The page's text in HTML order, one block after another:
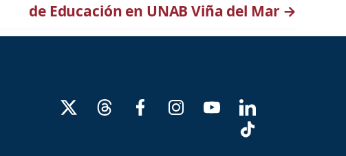
de Educación en UNAB Viña del Mar →